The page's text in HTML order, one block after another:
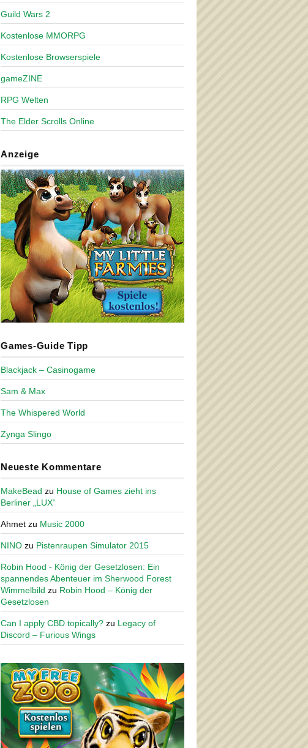
Guild Wars 2
Kostenlose MMORPG
Kostenlose Browserspiele
gameZINE
RPG Welten
The Elder Scrolls Online
Anzeige
Games-Guide Tipp
Blackjack – Casinogame
Sam & Max
The Whispered World
Zynga Slingo
Neueste Kommentare
MakeBead zu House of Games zieht ins
Berliner „LUX“
Ahmet zu Music 2000
NINO zu Pistenraupen Simulator 2015
Robin Hood - König der Gesetzlosen: Ein
spannendes Abenteuer im Sherwood Forest
Wimmelbild zu Robin Hood – König der
Gesetzlosen
Can I apply CBD topically? zu Legacy of
Discord – Furious Wings